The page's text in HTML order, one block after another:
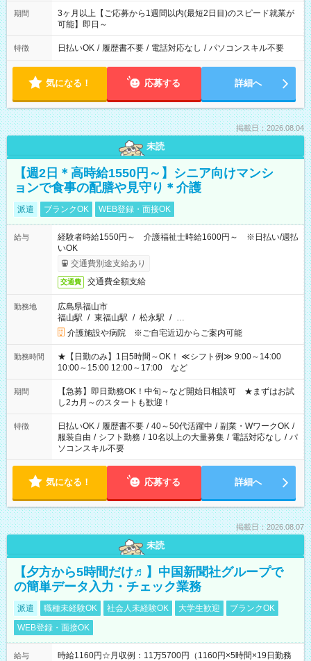
期間
3ヶ月以上【ご応募から1週間以内(最短2日目)のスピード就業が
可能】即日～
特徴 日払いOK / 履歴書不要 / 電話対応なし / パソコンスキル不要
気になる！ 応募する 詳細へ
掲載日：2026.08.04
未読
【週2日＊高時給1550円～】シニア向けマンシ
ョンで食事の配膳や見守り＊介護
派遣 ブランクOK WEB登録・面接OK
給与
経験者時給1550円～ 介護福祉士時給1600円～ ※日払い/週払
いOK
交通費別途支給あり
交通費 交通費全額支給
勤務地
広島県福山市
福山駅 / 東福山駅 / 松永駅 / …
介護施設や病院 ※ご自宅近辺からご案内可能
勤務時間
★【日勤のみ】1日5時間～OK！ ≪シフト例≫ 9:00～14:00
10:00～15:00 12:00～17:00 など
期間
【急募】即日勤務OK！中旬～など開始日相談可 ★まずはお試
し2カ月～のスタートも歓迎！
特徴 日払いOK / 履歴書不要 / 40～50代活躍中 / 副業・WワークOK /
服装自由 / シフト勤務 / 10名以上の大量募集 / 電話対応なし / パ
ソコンスキル不要
気になる！ 応募する 詳細へ
掲載日：2026.08.07
未読
【夕方から5時間だけ♬】中国新聞社グループで
の簡単データ入力・チェック業務
派遣 職種未経験OK 社会人未経験OK 大学生歓迎
ブランクOK
WEB登録・面接OK
給与
時給1160円☆月収例：11万5700円（1160円×5時間×19日勤務